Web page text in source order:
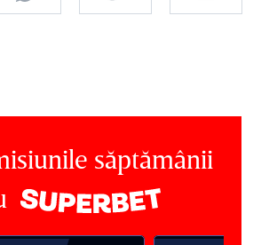
săptămânii